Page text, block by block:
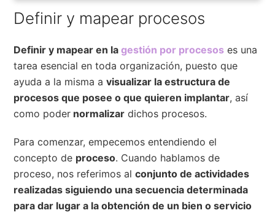
Definir y mapear procesos
Definir y mapear en lagestión por procesos es una
tarea esencial en toda organización, puesto que
ayuda a la misma avisualizar la estructura de
procesos que posee o que quieren implantar, así
como poder normalizar dichos procesos.
Para comenzar, empecemos entendiendo el
concepto de proceso. Cuando hablamos de
proceso, nos referimos alconjunto de actividades
realizadas siguiendo una secuencia determinada
para dar lugar a la obtención de un bien o servicio